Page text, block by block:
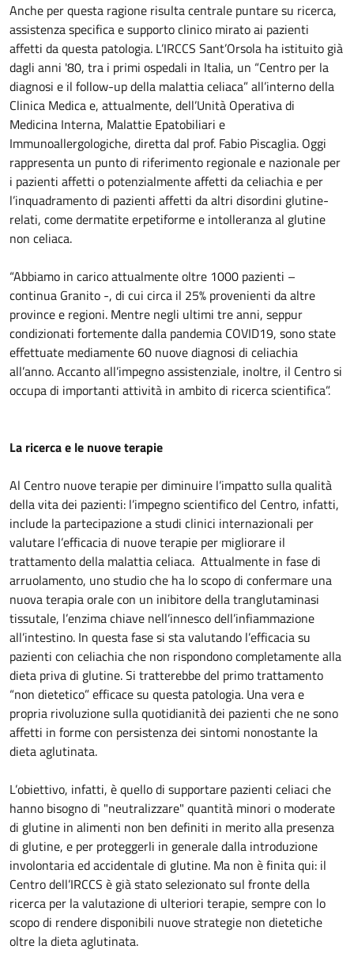
Anche per questa ragione risulta centrale puntare su ricerca,
assistenza specifica e supporto clinico mirato ai pazienti
affetti da questa patologia. L’IRCCS Sant’Orsola ha istituito già
dagli anni '80, tra i primi ospedali in Italia, un “Centro per la
diagnosi e il follow-up della malattia celiaca” all’interno della
Clinica Medica e, attualmente, dell’Unità Operativa di
Medicina Interna, Malattie Epatobiliari e
Immunoallergologiche, diretta dal prof. Fabio Piscaglia. Oggi
rappresenta un punto di riferimento regionale e nazionale per
i pazienti affetti o potenzialmente affetti da celiachia e per
l’inquadramento di pazienti affetti da altri disordini glutine-
relati, come dermatite erpetiforme e intolleranza al glutine
non celiaca.
“Abbiamo in carico attualmente oltre 1000 pazienti –
continua Granito -, di cui circa il 25% provenienti da altre
province e regioni. Mentre negli ultimi tre anni, seppur
condizionati fortemente dalla pandemia COVID19, sono state
effettuate mediamente 60 nuove diagnosi di celiachia
all’anno. Accanto all’impegno assistenziale, inoltre, il Centro si
occupa di importanti attività in ambito di ricerca scientifica”.
La ricerca e le nuove terapie
Al Centro nuove terapie per diminuire l’impatto sulla qualità
della vita dei pazienti: l’impegno scientifico del Centro, infatti,
include la partecipazione a studi clinici internazionali per
valutare l’efficacia di nuove terapie per migliorare il
trattamento della malattia celiaca. Attualmente in fase di
arruolamento, uno studio che ha lo scopo di confermare una
nuova terapia orale con un inibitore della tranglutaminasi
tissutale, l’enzima chiave nell’innesco dell’infiammazione
all’intestino. In questa fase si sta valutando l’efficacia su
pazienti con celiachia che non rispondono completamente alla
dieta priva di glutine. Si tratterebbe del primo trattamento
“non dietetico” efficace su questa patologia. Una vera e
propria rivoluzione sulla quotidianità dei pazienti che ne sono
affetti in forme con persistenza dei sintomi nonostante la
dieta aglutinata.
L’obiettivo, infatti, è quello di supportare pazienti celiaci che
hanno bisogno di "neutralizzare" quantità minori o moderate
di glutine in alimenti non ben definiti in merito alla presenza
di glutine, e per proteggerli in generale dalla introduzione
involontaria ed accidentale di glutine. Ma non è finita qui: il
Centro dell’IRCCS è già stato selezionato sul fronte della
ricerca per la valutazione di ulteriori terapie, sempre con lo
scopo di rendere disponibili nuove strategie non dietetiche
oltre la dieta aglutinata.